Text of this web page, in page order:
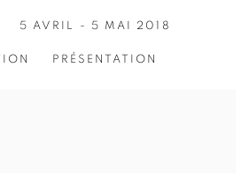
5 AVRIL - 5 MAI 2018
PRÉSENTATION